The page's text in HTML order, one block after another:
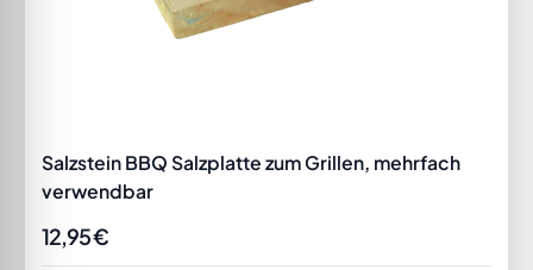
Salzstein BBQ Salzplatte zum Grillen, mehrfach
verwendbar
12,95 €